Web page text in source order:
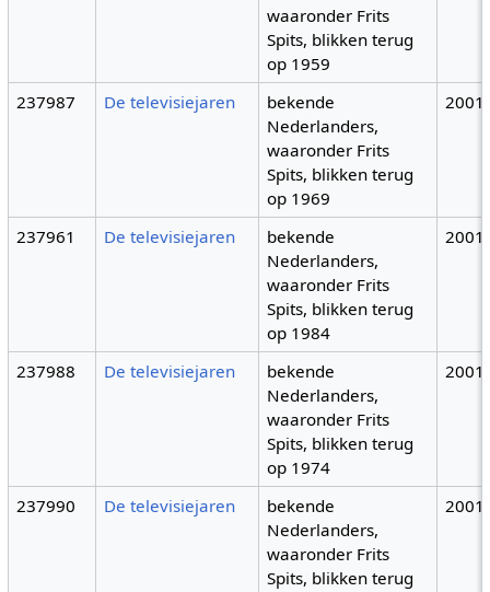
waaronder Frits
Spits, blikken terug
op 1959
237987 De televisiejaren
bekende
Nederlanders,
waaronder Frits
Spits, blikken terug
op 1969
2001
237961 De televisiejaren
bekende
Nederlanders,
waaronder Frits
Spits, blikken terug
op 1984
2001
237988 De televisiejaren
bekende
Nederlanders,
waaronder Frits
Spits, blikken terug
op 1974
2001
237990 De televisiejaren
bekende
Nederlanders,
waaronder Frits
Spits, blikken terug
2001